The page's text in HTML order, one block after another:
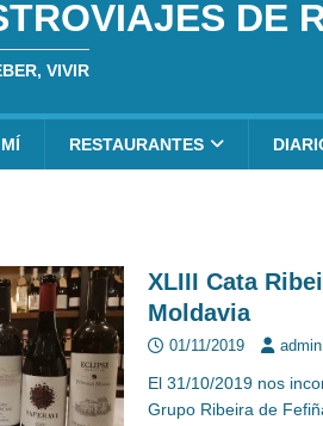
DE
VIVIR
RESTAURANTES
XLIII Cata
Moldavia
01/11/2019 admin
El 31/10/2019 nos
Grupo Ribeira de